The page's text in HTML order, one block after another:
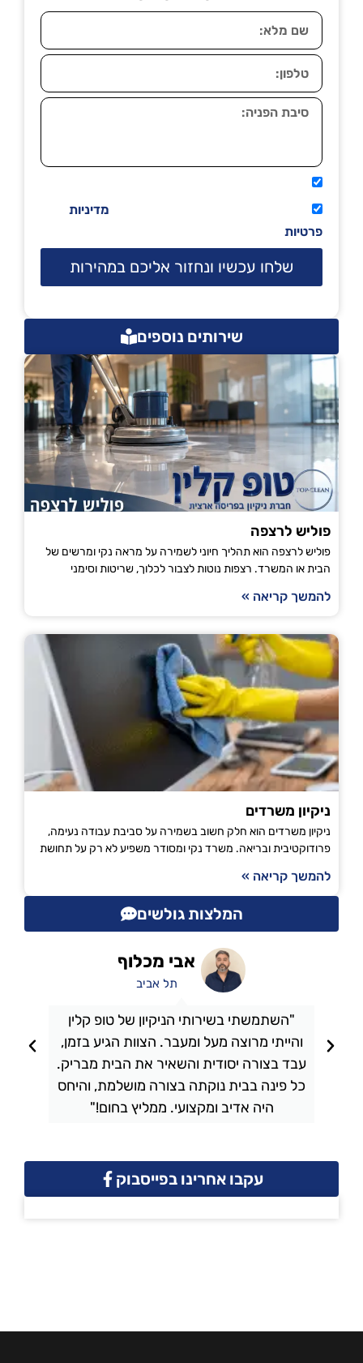
מדיניות
פרטיות
שלחו עכשיו ונחזור אליכם במהירות
שירותים נוספים
פוליש לרצפה
פוליש לרצפה הוא תהליך חיוני לשמירה על מראה נקי ומרשים של
הבית או המשרד. רצפות נוטות לצבור לכלוך, שריטות וסימני
להמשך קריאה »
ניקיון משרדים
ניקיון משרדים הוא חלק חשוב בשמירה על סביבת עבודה נעימה,
פרודוקטיבית ובריאה. משרד נקי ומסודר משפיע לא רק על תחושת
להמשך קריאה »
המלצות גולשים
"השתמשתי בשירותי הניקיון של טופ קלין
והייתי מרוצה מעל ומעבר. הצוות הגיע בזמן,
עבד בצורה יסודית והשאיר את הבית מבריק.
כל פינה בבית נוקתה בצורה מושלמת, והיחס
היה אדיב ומקצועי. ממליץ בחום!"
אבי מכלוף
תל אביב
עקבו אחרינו בפייסבוק